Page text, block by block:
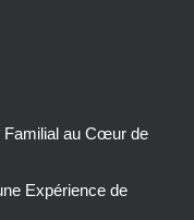
Familial au Cœur de
Expérience de